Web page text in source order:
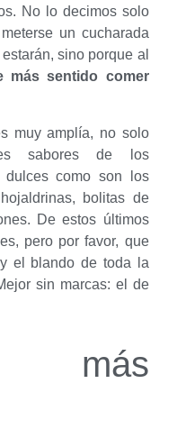
No lo decimos solo
un cucharada
sino porque al
más sentido comer
muy amplía, no solo
sabores de los
dulces como son los
bolitas de
De estos últimos
pero por favor, que
el blando de toda la
sin marcas: el de
más